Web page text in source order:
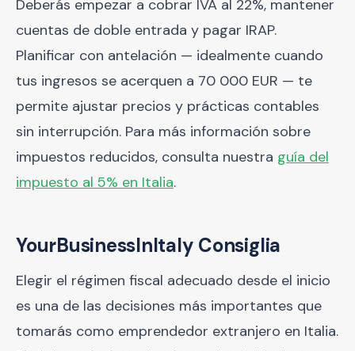
Deberás empezar a cobrar IVA al 22%, mantener
cuentas de doble entrada y pagar IRAP.
Planificar con antelación — idealmente cuando
tus ingresos se acerquen a 70 000 EUR — te
permite ajustar precios y prácticas contables
sin interrupción. Para más información sobre
impuestos reducidos, consulta nuestra guía del
impuesto al 5% en Italia.
YourBusinessInItaly Consiglia
Elegir el régimen fiscal adecuado desde el inicio
es una de las decisiones más importantes que
tomarás como emprendedor extranjero en Italia.